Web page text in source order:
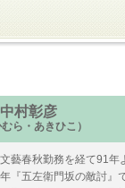
中村彰彦
むら・あきひこ）
藝春秋勤務を経て91
『五左衛門坂の敵討』